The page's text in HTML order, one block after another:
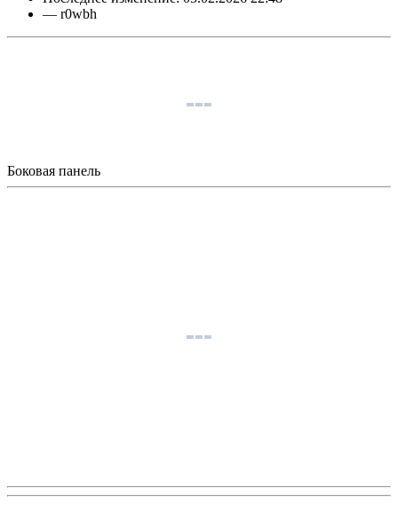
— r0wbh
Боковая панель